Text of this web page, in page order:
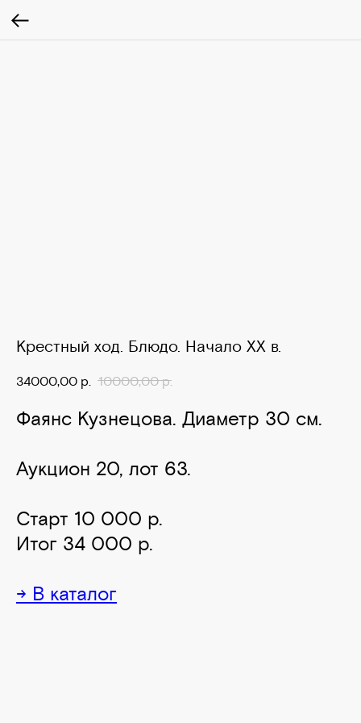
Крестный ход. Блюдо. Начало ХХ в.
34000,00 р. 10000,00 р.
Фаянс Кузнецова. Диаметр 30 см.
Аукцион 20, лот 63.
Старт 10 000 р.
Итог 34 000 р.
→ В каталог